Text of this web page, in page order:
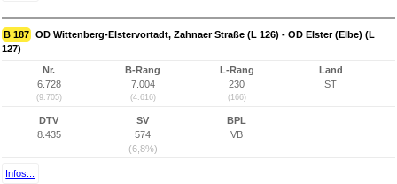
B 187 OD Wittenberg-Elstervortadt, Zahnaer Straße (L 126) - OD Elster (Elbe) (L
127)
Nr.
6.728
(9.705)
B-Rang
7.004
(4.616)
L-Rang
230
(166)
Land
ST
DTV
8.435
SV
574
(6,8%)
BPL
VB
Infos...